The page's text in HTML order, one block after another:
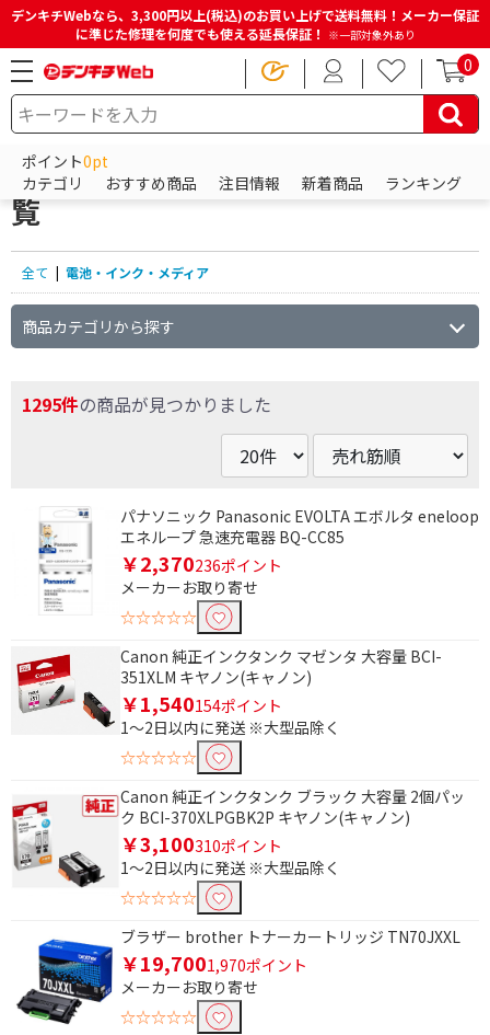
デンキチWebなら、3,300円以上(税込)のお買い上げで送料無料！メーカー保証
に準じた修理を何度でも使える延長保証！ ※一部対象外あり
0
ポイント0pt
カテゴリ
おすすめ商品 注目情報 新着商品 ランキング
HOME 商品一覧ページ 電池・インク・メディア
電池・インク・メディアの商品一
覧
全て | 電池・インク・メディア
商品カテゴリから探す
1295件の商品が見つかりました
パナソニック Panasonic EVOLTA エボルタ eneloop
エネループ 急速充電器 BQ-CC85
￥2,370236ポイント
メーカーお取り寄せ
☆☆☆☆☆
Canon 純正インクタンク マゼンタ 大容量 BCI-
351XLM キヤノン(キャノン)
￥1,540154ポイント
1～2日以内に発送 ※大型品除く
☆☆☆☆☆
Canon 純正インクタンク ブラック 大容量 2個パッ
ク BCI-370XLPGBK2P キヤノン(キャノン)
￥3,100310ポイント
1～2日以内に発送 ※大型品除く
☆☆☆☆☆
ブラザー brother トナーカートリッジ TN70JXXL
￥19,7001,970ポイント
メーカーお取り寄せ
☆☆☆☆☆